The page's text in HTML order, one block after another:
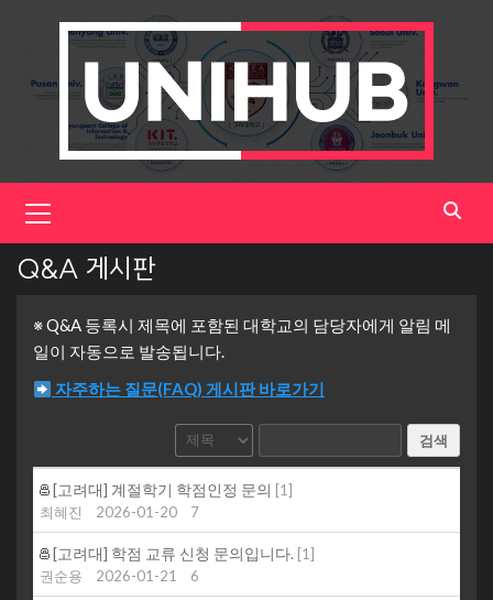
Menu
Q&A 게시판
※ Q&A 등록시 제목에 포함된 대학교의 담당자에게 알림 메
일이 자동으로 발송됩니다.
자주하는 질문(FAQ) 게시판 바로가기
검색
[고려대] 계절학기 학점인정 문의 [1]
최혜진
2026-01-20 7
[고려대] 학점 교류 신청 문의입니다. [1]
권순용
2026-01-21 6